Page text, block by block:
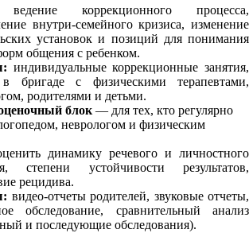
коррекционного процесса,
внутри-семейного кризиса, изменение
установок и позиций для понимания
общения с ребенком.
индивидуальные коррекционные занятия,
в бригаде с физическими терапевтами,
родителями и детьми.
блок — для тех, кто регулярно
неврологом и физическим
динамику речевого и личностного
степени устойчивости результатов,
рецидива.
видео-отчеты родителей, звуковые отчеты,
обследование, сравнительный анализ
и последующие обследования).